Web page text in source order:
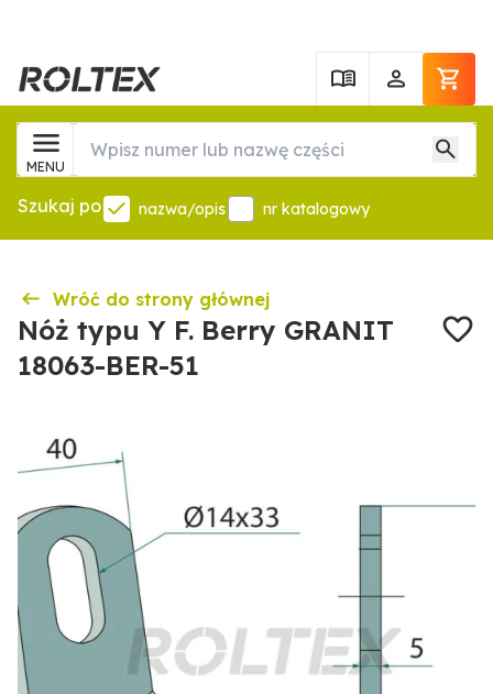
MENU
Szukaj po nazwa/opis nr katalogowy
Wróć do strony głównej
Nóż typu Y F. Berry GRANIT
18063-BER-51